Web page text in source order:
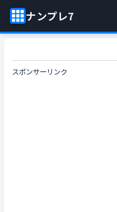
ナンプレ7
スポンサーリンク